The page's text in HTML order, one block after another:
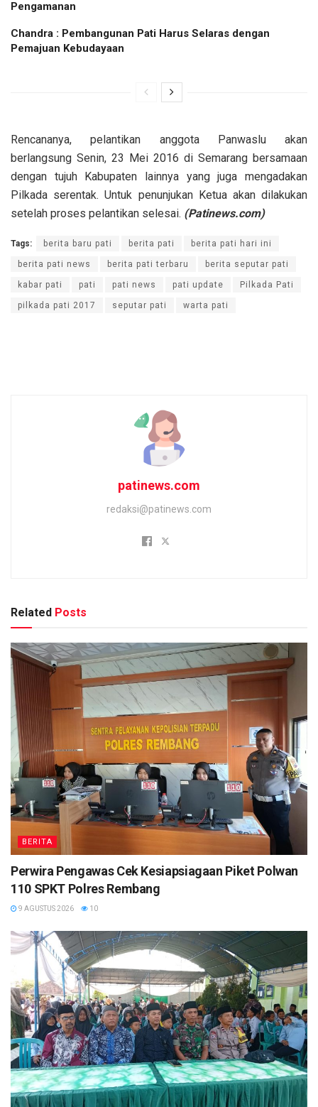
Pengamanan
Chandra : Pembangunan Pati Harus Selaras dengan
Pemajuan Kebudayaan
Rencananya, pelantikan anggota Panwaslu akan
berlangsung Senin, 23 Mei 2016 di Semarang bersamaan
dengan tujuh Kabupaten lainnya yang juga mengadakan
Pilkada serentak. Untuk penunjukan Ketua akan dilakukan
setelah proses pelantikan selesai. (Patinews.com)
Tags: berita baru pati berita pati berita pati hari ini
berita pati news berita pati terbaru berita seputar pati
kabar pati pati pati news pati update Pilkada Pati
pilkada pati 2017 seputar pati warta pati
patinews.com
redaksi@patinews.com
Related Posts
BERITA
Perwira Pengawas Cek Kesiapsiagaan Piket Polwan
110 SPKT Polres Rembang
9 AGUSTUS 2026 10